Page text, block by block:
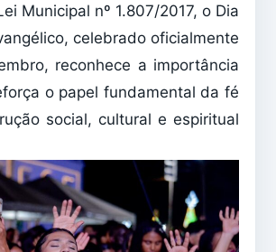
Municipal nº 1.807/2017, o Dia
celebrado oficialmente
reconhece a importância
o papel fundamental da fé
social, cultural e espiritual